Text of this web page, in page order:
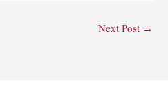
Next Post →